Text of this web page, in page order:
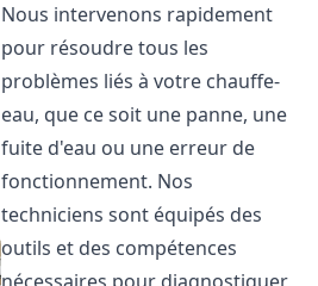
Nous intervenons rapidement
pour résoudre tous les
problèmes liés à votre chauffe-
eau, que ce soit une panne, une
fuite d'eau ou une erreur de
fonctionnement. Nos
techniciens sont équipés des
outils et des compétences